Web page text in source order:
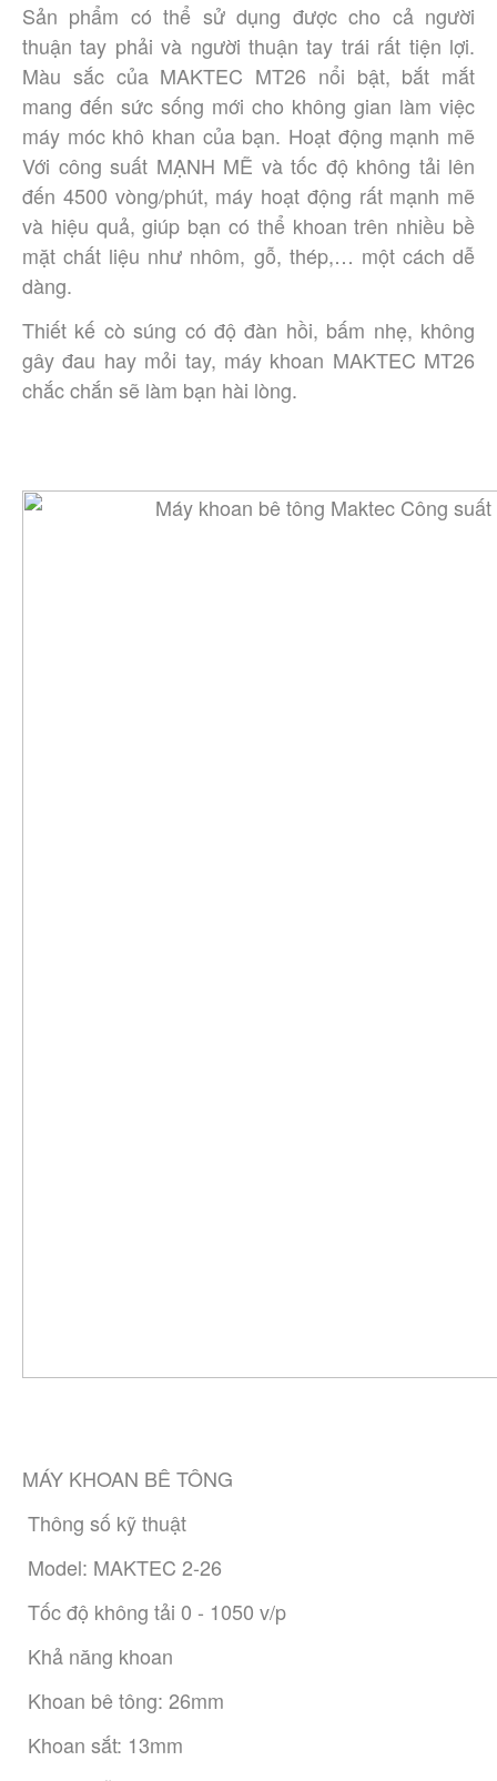
Sản phẩm có thể sử dụng được cho cả người
thuận tay phải và người thuận tay trái rất tiện lợi.
Màu sắc của MAKTEC MT26 nổi bật, bắt mắt
mang đến sức sống mới cho không gian làm việc
máy móc khô khan của bạn. Hoạt động mạnh mẽ
Với công suất MẠNH MẼ và tốc độ không tải lên
đến 4500 vòng/phút, máy hoạt động rất mạnh mẽ
và hiệu quả, giúp bạn có thể khoan trên nhiều bề
mặt chất liệu như nhôm, gỗ, thép,… một cách dễ
dàng.
Thiết kế cò súng có độ đàn hồi, bấm nhẹ, không
gây đau hay mỏi tay, máy khoan MAKTEC MT26
chắc chắn sẽ làm bạn hài lòng.
MÁY KHOAN BÊ TÔNG
Thông số kỹ thuật
Model: MAKTEC 2-26
Tốc độ không tải 0 - 1050 v/p
Khả năng khoan
Khoan bê tông: 26mm
Khoan sắt: 13mm